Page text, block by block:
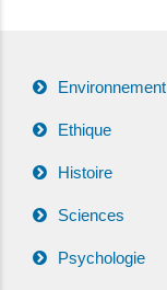
Environnement
Ethique
Histoire
Sciences
Psychologie